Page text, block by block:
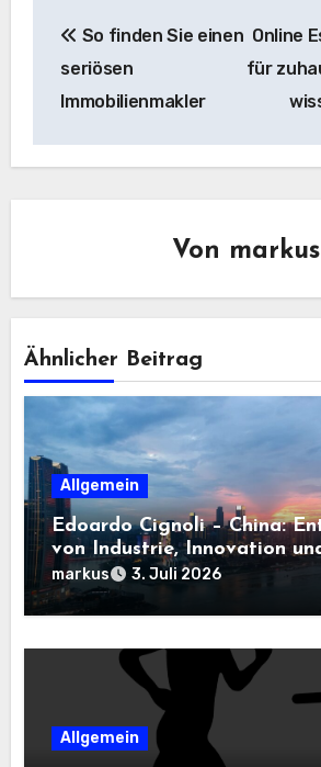
So finden Sie einen
seriösen
Immobilienmakler
Online
für
Von markus
Ähnlicher Beitrag
Allgemein
Edoardo Cignoli – China:
von Industrie, Innovation
Technologie
markus 3. Juli 2026
Allgemein